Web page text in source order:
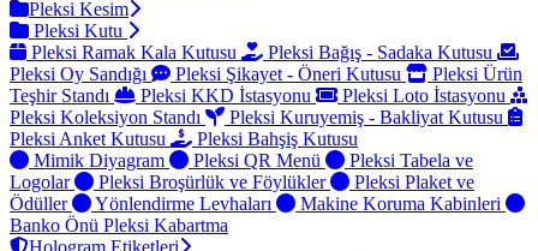
Pleksi Kesim
Pleksi Kutu
Pleksi Ramak Kala Kutusu
Pleksi Bağış - Sadaka Kutusu
Pleksi Oy Sandığı
Pleksi Şikayet - Öneri Kutusu
Pleksi Ürün
Teşhir Standı
Pleksi KKD İstasyonu
Pleksi Loto İstasyonu
Pleksi Koleksiyon Standı
Pleksi Kuruyemiş - Bakliyat Kutusu
Pleksi Anket Kutusu
Pleksi Bahşiş Kutusu
Mimik Diyagram
Pleksi QR Menü
Pleksi Tabela ve
Logolar
Pleksi Broşürlük ve Föylükler
Pleksi Plaket ve
Ödüller
Yönlendirme Levhaları
Makine Koruma Kabinleri
Banko Önü Pleksi Kabartma
Hologram Etiketleri